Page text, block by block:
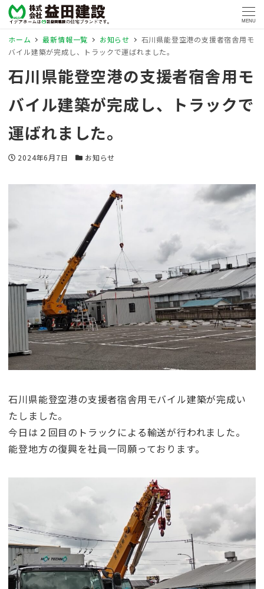
MENU
ホーム 最新情報一覧 お知らせ
石川県能登空港の支援者宿舎用モ
バイル建築が完成し、トラックで運ばれました。
石川県能登空港の支援者宿舎用モ
バイル建築が完成し、トラックで
運ばれました。
投稿日
2024年6月7日 カテゴリー
お知らせ
石川県能登空港の支援者宿舎用モバイル建築が完成い
たしました。
今日は２回目のトラックによる輸送が行われました。
能登地方の復興を社員一同願っております。